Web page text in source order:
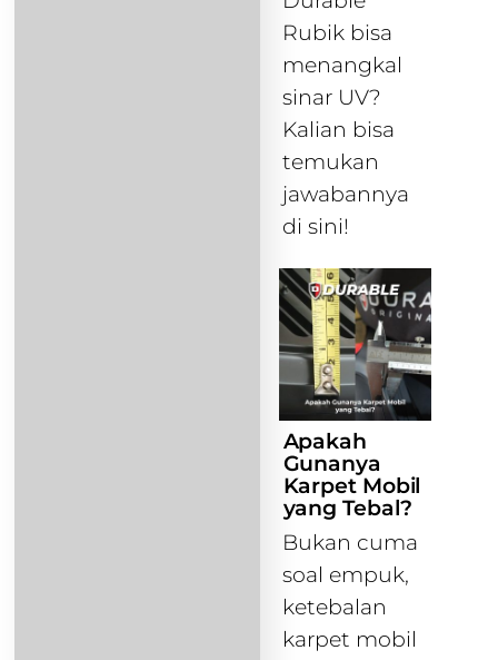
Rubik bisa
menangkal
sinar UV?
Kalian bisa
temukan
jawabannya
di sini!
Apakah
Gunanya
Karpet Mobil
yang Tebal?
Bukan cuma
soal empuk,
ketebalan
karpet mobil